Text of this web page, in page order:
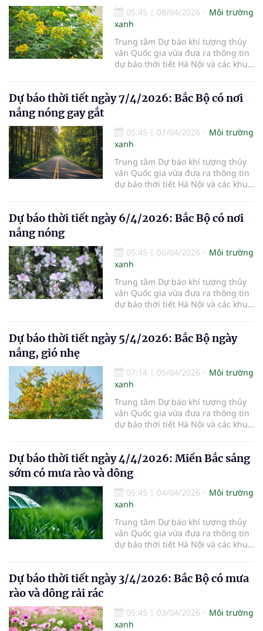
05:45 | 08/04/2026
Môi trường
xanh
Trung tâm Dự báo khí tượng thủy
văn Quốc gia vừa đưa ra thông tin
dự báo thời tiết Hà Nội và các khu
Dự báo thời tiết ngày 7/4/2026: Bắc Bộ có nơi
nắng nóng gay gắt
05:45 | 07/04/2026
Môi trường
xanh
Trung tâm Dự báo khí tượng thủy
văn Quốc gia vừa đưa ra thông tin
dự báo thời tiết Hà Nội và các khu
Dự báo thời tiết ngày 6/4/2026: Bắc Bộ có nơi
nắng nóng
05:45 | 06/04/2026
Môi trường
xanh
Trung tâm Dự báo khí tượng thủy
văn Quốc gia vừa đưa ra thông tin
dự báo thời tiết Hà Nội và các khu
Dự báo thời tiết ngày 5/4/2026: Bắc Bộ ngày
nắng, gió nhẹ
07:14 | 05/04/2026
Môi trường
xanh
Trung tâm Dự báo khí tượng thủy
văn Quốc gia vừa đưa ra thông tin
dự báo thời tiết Hà Nội và các khu
Dự báo thời tiết ngày 4/4/2026: Miền Bắc sáng
sớm có mưa rào và dông
05:45 | 04/04/2026
Môi trường
xanh
Trung tâm Dự báo khí tượng thủy
văn Quốc gia vừa đưa ra thông tin
dự báo thời tiết Hà Nội và các khu
Dự báo thời tiết ngày 3/4/2026: Bắc Bộ có mưa
rào và dông rải rác
05:45 | 03/04/2026
Môi trường
xanh